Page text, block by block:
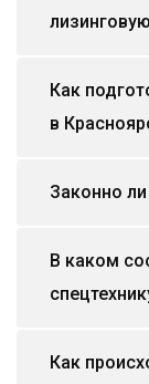
Как
в
Законно
В каком
Как